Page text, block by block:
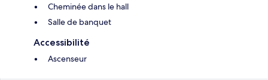
Cheminée dans le hall
Salle de banquet
Accessibilité
Ascenseur